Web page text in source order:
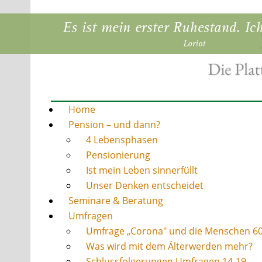
Home
Pension – und dann?
4 Lebensphasen
Pensionierung
Ist mein Leben sinnerfüllt
Unser Denken entscheidet
Seminare & Beratung
Umfragen
Umfrage „Corona" und die Menschen
Was wird mit dem Älterwerden mehr?